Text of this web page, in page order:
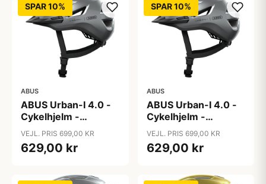
SPAR 10%
ABUS
ABUS Urban-I 4.0 -
Cykelhjelm -
Graphite Silver - M
VEJL. PRIS 699,00 KR
629,00 kr
SPAR 10%
ABUS
ABUS Urban-I 4.0 -
Cykelhjelm -
Graphite Silver - S
VEJL. PRIS 699,00 KR
629,00 kr